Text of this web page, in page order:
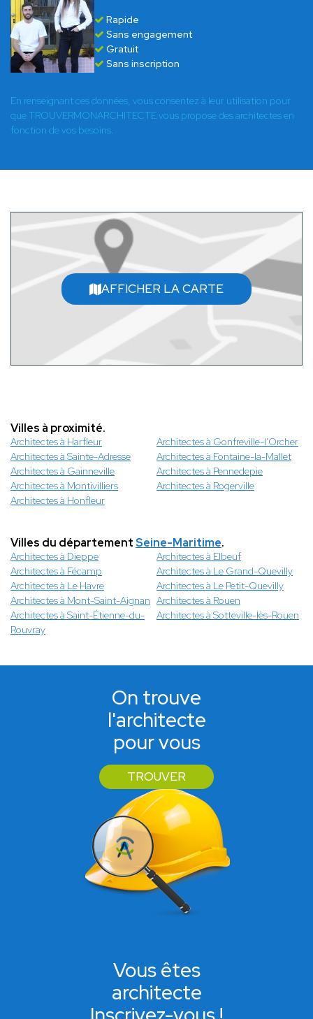
Rapide
Sans engagement
Gratuit
Sans inscription
En renseignant ces données, vous consentez à leur utilisation pour
que TROUVERMONARCHITECTE vous propose des architectes en
fonction de vos besoins.
AFFICHER LA CARTE
Villes à proximité.
Architectes à Harfleur
Architectes à Gonfreville-l'Orcher
Architectes à Sainte-Adresse
Architectes à Fontaine-la-Mallet
Architectes à Gainneville
Architectes à Pennedepie
Architectes à Montivilliers
Architectes à Rogerville
Architectes à Honfleur
Villes du départementSeine-Maritime.
Architectes à Dieppe
Architectes à Elbeuf
Architectes à Fécamp
Architectes à Le Grand-Quevilly
Architectes à Le Havre
Architectes à Le Petit-Quevilly
Architectes à Mont-Saint-Aignan Architectes à Rouen
Architectes à Saint-Étienne-du-
Rouvray
Architectes à Sotteville-lès-Rouen
On trouve
l'architecte
pour vous
TROUVER
Vous êtes
architecte